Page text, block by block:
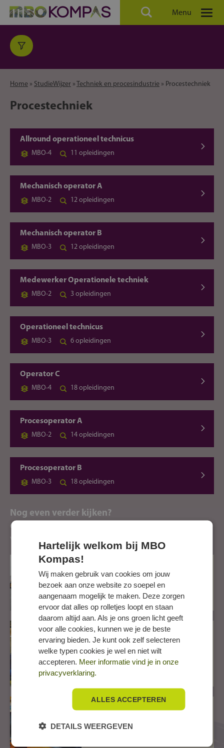
Menu
Home » StudieWijzer » Techniek en procesindustrie » Procestechniek
Procestechniek
Allround operationeel technicus
MBO-4 11 opleidingen
Mechanisch operator A
MBO-2 12 opleidingen
Mechanisch operator B
MBO-3 12 opleidingen
Medewerker Operationele techniek
MBO-2 3 opleidingen
Operationeel technicus
MBO-3 6 opleidingen
Operator C
MBO-4 18 opleidingen
Procesoperator A
MBO-2 14 opleidingen
Procesoperator B
MBO-3 18 opleidingen
Nog even verder kijken?
Ontdek andere richtingen die je misschien ook interessant
vindt.
toekomst in de techniek
Kies voor een opleiding met
startsalaris!
Jouw toekomst ligt in de
techniek bij IW Leren en
Werken
Na je diploma liggen de banen
voor het oprapen!
Maak gebruik van de laatste
Hartelijk welkom bij MBO
Kompas!
Wij maken gebruik van cookies om jouw
bezoek aan onze website zo soepel en
aangenaam mogelijk te maken. Deze zorgen
ervoor dat alles op rolletjes loopt en staan
daarom altijd aan. Als je ons groen licht geeft
voor alle cookies, kunnen we je de beste
ervaring bieden. Je kunt ook zelf selecteren
welke typen cookies je wel en niet wilt
accepteren. Meer informatie vind je in onze
privacyverklaring.
ALLES ACCEPTEREN
DETAILS WEERGEVEN